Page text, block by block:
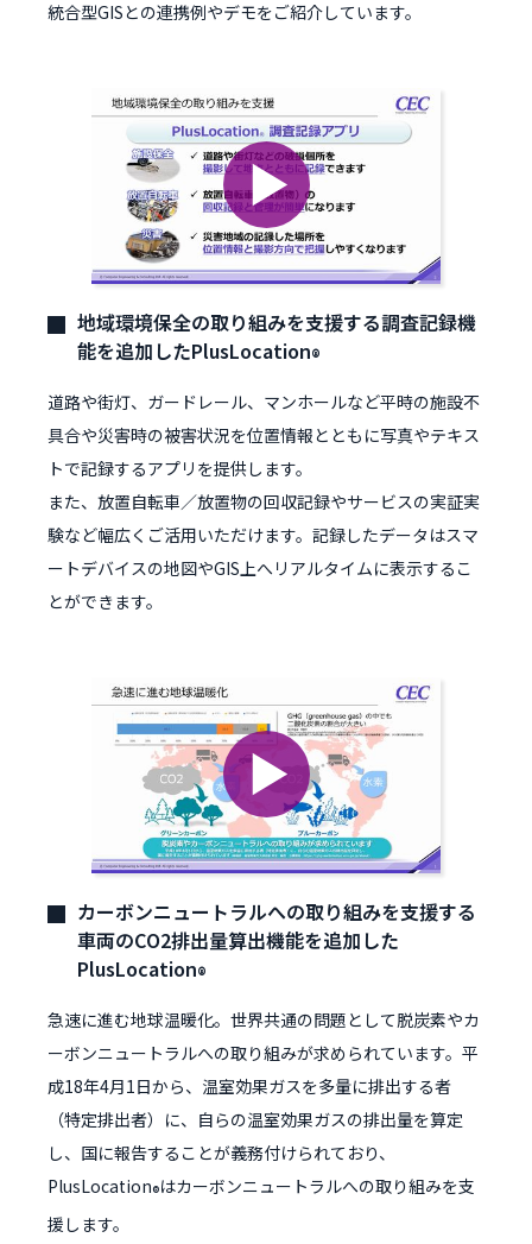
統合型GISとの連携例やデモをご紹介しています。
地域環境保全の取り組みを支援する調査記録機
能を追加したPlusLocation®
道路や街灯、ガードレール、マンホールなど平時の施設不
具合や災害時の被害状況を位置情報とともに写真やテキス
トで記録するアプリを提供します。
また、放置自転車／放置物の回収記録やサービスの実証実
験など幅広くご活用いただけます。記録したデータはスマ
ートデバイスの地図やGIS上へリアルタイムに表示するこ
とができます。
カーボンニュートラルへの取り組みを支援する
車両のCO2排出量算出機能を追加した
PlusLocation®
急速に進む地球温暖化。世界共通の問題として脱炭素やカ
ーボンニュートラルへの取り組みが求められています。平
成18年4月1日から、温室効果ガスを多量に排出する者
（特定排出者）に、自らの温室効果ガスの排出量を算定
し、国に報告することが義務付けられており、
PlusLocation®はカーボンニュートラルへの取り組みを支
援します。